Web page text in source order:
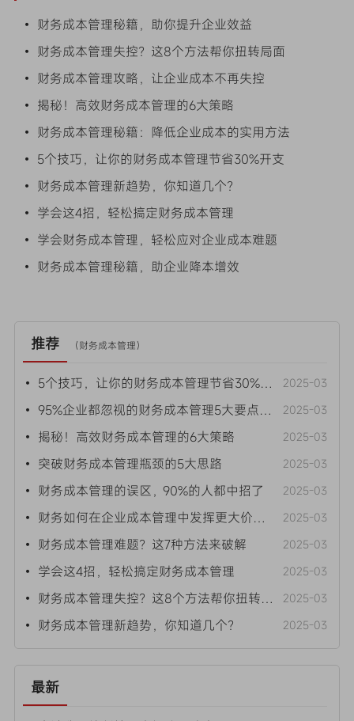
• 财务成本管理秘籍，助你提升企业效益
• 财务成本管理失控？这8个方法帮你扭转局面
• 财务成本管理攻略，让企业成本不再失控
• 揭秘！高效财务成本管理的6大策略
• 财务成本管理秘籍：降低企业成本的实用方法
• 5个技巧，让你的财务成本管理节省30%开支
• 财务成本管理新趋势，你知道几个？
• 学会这4招，轻松搞定财务成本管理
• 学会财务成本管理，轻松应对企业成本难题
• 财务成本管理秘籍，助企业降本增效
推荐 （财务成本管理）
• 5个技巧，让你的财务成本管理节省30%开支 2025-03
• 95%企业都忽视的财务成本管理5大要点！速看 2025-03
• 揭秘！高效财务成本管理的6大策略 2025-03
• 突破财务成本管理瓶颈的5大思路 2025-03
• 财务成本管理的误区，90%的人都中招了 2025-03
• 财务如何在企业成本管理中发挥更大价值？这4个途径要关注 2025-03
• 财务成本管理难题？这7种方法来破解 2025-03
• 学会这4招，轻松搞定财务成本管理 2025-03
• 财务成本管理失控？这8个方法帮你扭转局面 2025-03
• 财务成本管理新趋势，你知道几个？ 2025-03
最新